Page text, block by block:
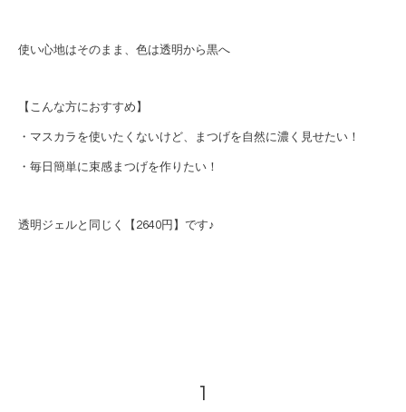
使い心地はそのまま、色は透明から黒へ
【こんな方におすすめ】
・マスカラを使いたくないけど、まつげを自然に濃く見せたい！
・毎日簡単に束感まつげを作りたい！
透明ジェルと同じく【2640円】です♪
1